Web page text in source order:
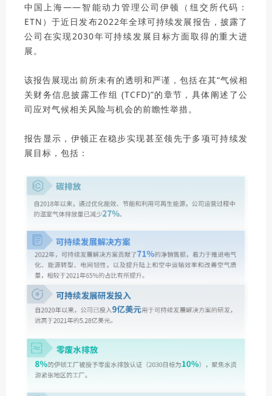
中国上海——智能动力管理公司伊顿（纽交所代码：
ETN）于近日发布2022年全球可持续发展报告，披露了
公司在实现2030年可持续发展目标方面取得的重大进
展。
该报告展现出前所未有的透明和严谨，包括在其“气候相
关财务信息披露工作组 (TCFD)”的章节，具体阐述了公
司应对气候相关风险与机会的前瞻性举措。
报告显示，伊顿正在稳步实现甚至领先于多项可持续发
展目标，包括：